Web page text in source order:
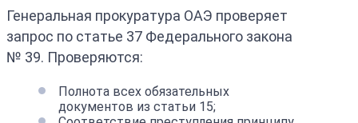
Генеральная прокуратура ОАЭ проверяет
запрос по статье 37 Федерального закона
№ 39. Проверяются:
Полнота всех обязательных
документов из статьи 15;